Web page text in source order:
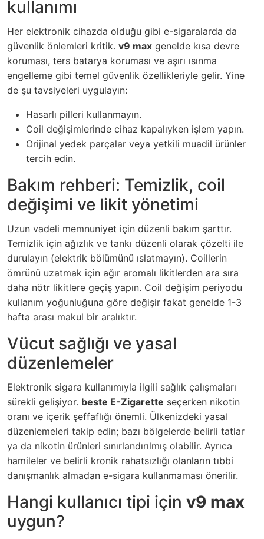
kullanımı
Her elektronik cihazda olduğu gibi e-sigaralarda da
güvenlik önlemleri kritik. v9 max genelde kısa devre
koruması, ters batarya koruması ve aşırı ısınma
engelleme gibi temel güvenlik özellikleriyle gelir. Yine
de şu tavsiyeleri uygulayın:
Hasarlı pilleri kullanmayın.
Coil değişimlerinde cihaz kapalıyken işlem yapın.
Orijinal yedek parçalar veya yetkili muadil ürünler
tercih edin.
Bakım rehberi: Temizlik, coil
değişimi ve likit yönetimi
Uzun vadeli memnuniyet için düzenli bakım şarttır.
Temizlik için ağızlık ve tankı düzenli olarak çözelti ile
durulayın (elektrik bölümünü ıslatmayın). Coillerin
ömrünü uzatmak için ağır aromalı likitlerden ara sıra
daha nötr likitlere geçiş yapın. Coil değişim periyodu
kullanım yoğunluğuna göre değişir fakat genelde 1-3
hafta arası makul bir aralıktır.
Vücut sağlığı ve yasal
düzenlemeler
Elektronik sigara kullanımıyla ilgili sağlık çalışmaları
sürekli gelişiyor. beste E-Zigarette seçerken nikotin
oranı ve içerik şeffaflığı önemli. Ülkenizdeki yasal
düzenlemeleri takip edin; bazı bölgelerde belirli tatlar
ya da nikotin ürünleri sınırlandırılmış olabilir. Ayrıca
hamileler ve belirli kronik rahatsızlığı olanların tıbbi
danışmanlık almadan e-sigara kullanmaması önerilir.
Hangi kullanıcı tipi için v9 max
uygun?